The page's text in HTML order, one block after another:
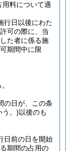
用料について適
行日以後にわた
可の際に、当
た者に係る施
期間中に限
の日が、この条
う。)以後のも
日前の日を開始
期間の占用の